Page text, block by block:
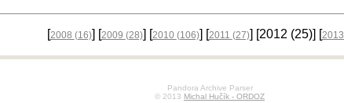
[2008 (16)] [2009 (28)] [2010 (106)] [2011 (27)] [2012 (25)] [2013
Pandora Archive Parser
© 2013 Michal Hučík - ORDOZ